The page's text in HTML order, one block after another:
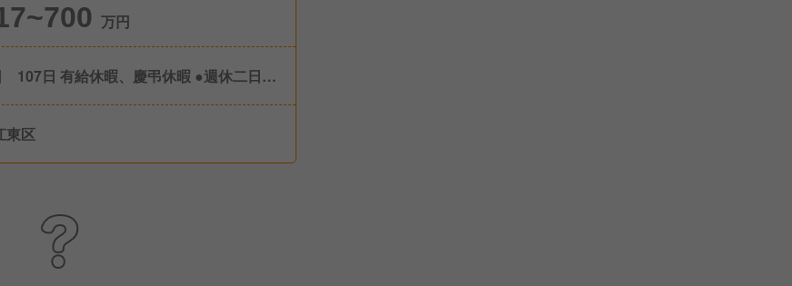
万円
107日 有給休暇、慶弔休暇 ●週休二日制
東区